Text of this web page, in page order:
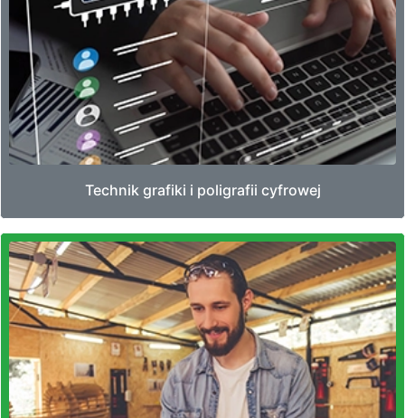
Technik grafiki i poligrafii cyfrowej